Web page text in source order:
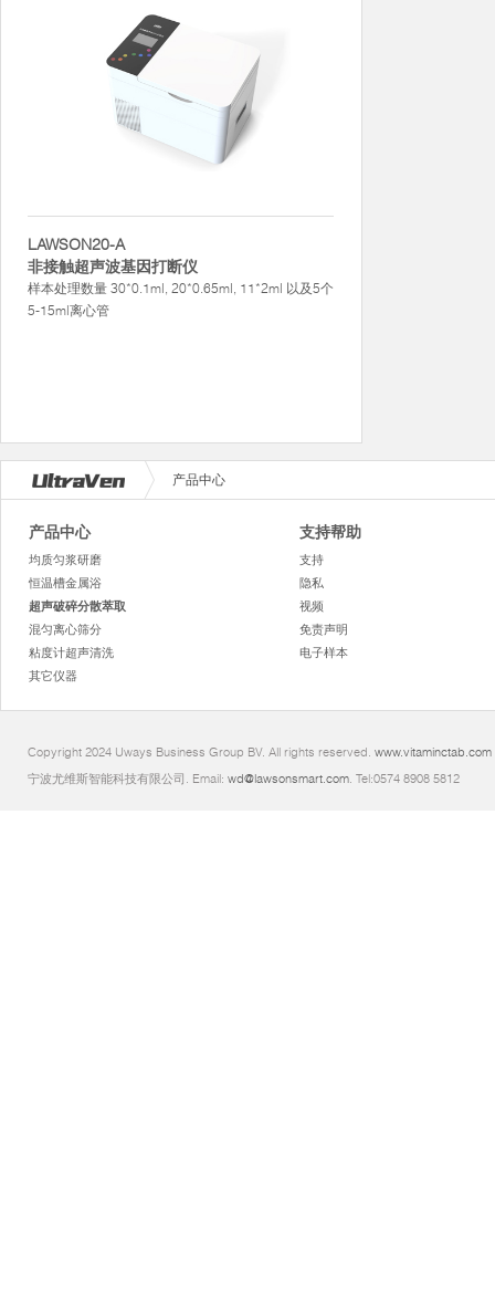
LAWSON20-A
非接触超声波基因打断仪
样本处理数量 30*0.1ml, 20*0.65ml, 11*2ml 以及5个
5-15ml离心管
产品中心
产品中心
均质匀浆研磨
恒温槽金属浴
超声破碎分散萃取
混匀离心筛分
粘度计超声清洗
其它仪器
支持帮助
支持
隐私
视频
免责声明
电子样本
Copyright 2024 Uways Business Group BV. All rights reserved. www.vitaminctab.com
宁波尤维斯智能科技有限公司. Email: wd@lawsonsmart.com. Tel:0574 8908 5812